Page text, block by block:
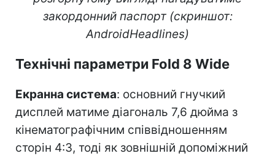
закордонний паспорт (скриншот:
AndroidHeadlines)
Технічні параметри Fold 8 Wide
Екранна система: основний гнучкий
дисплей матиме діагональ 7,6 дюйма з
кінематографічним співвідношенням
сторін 4:3, тоді як зовнішній допоміжний